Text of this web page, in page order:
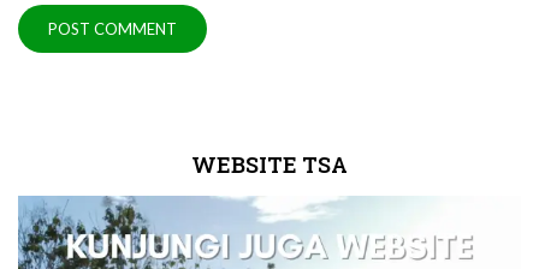
WEBSITE TSA